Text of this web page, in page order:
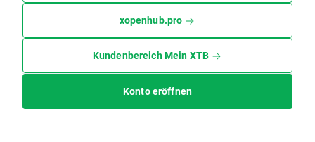
xopenhub.pro
Kundenbereich Mein XTB
Konto eröffnen